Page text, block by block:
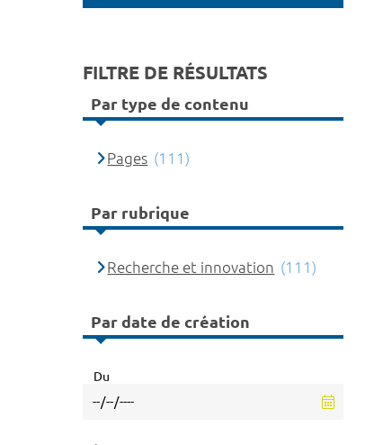
FILTRE DE RÉSULTATS
Par type de contenu
Pages (111)
Par rubrique
Recherche et innovation (111)
Par date de création
Du